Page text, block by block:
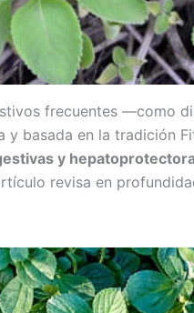
frecuentes —como
y basada en la tradición
y
revisa en